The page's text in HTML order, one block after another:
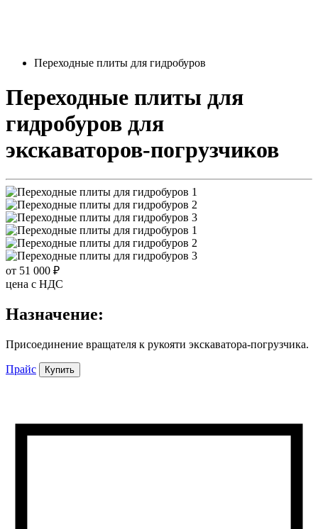
Переходные плиты для гидробуров
Переходные плиты для
гидробуров для
экскаваторов-погрузчиков
от 51 000 ₽
цена c НДС
Назначение:
Присоединение вращателя к рукояти экскаватора-погрузчика.
Прайс Купить